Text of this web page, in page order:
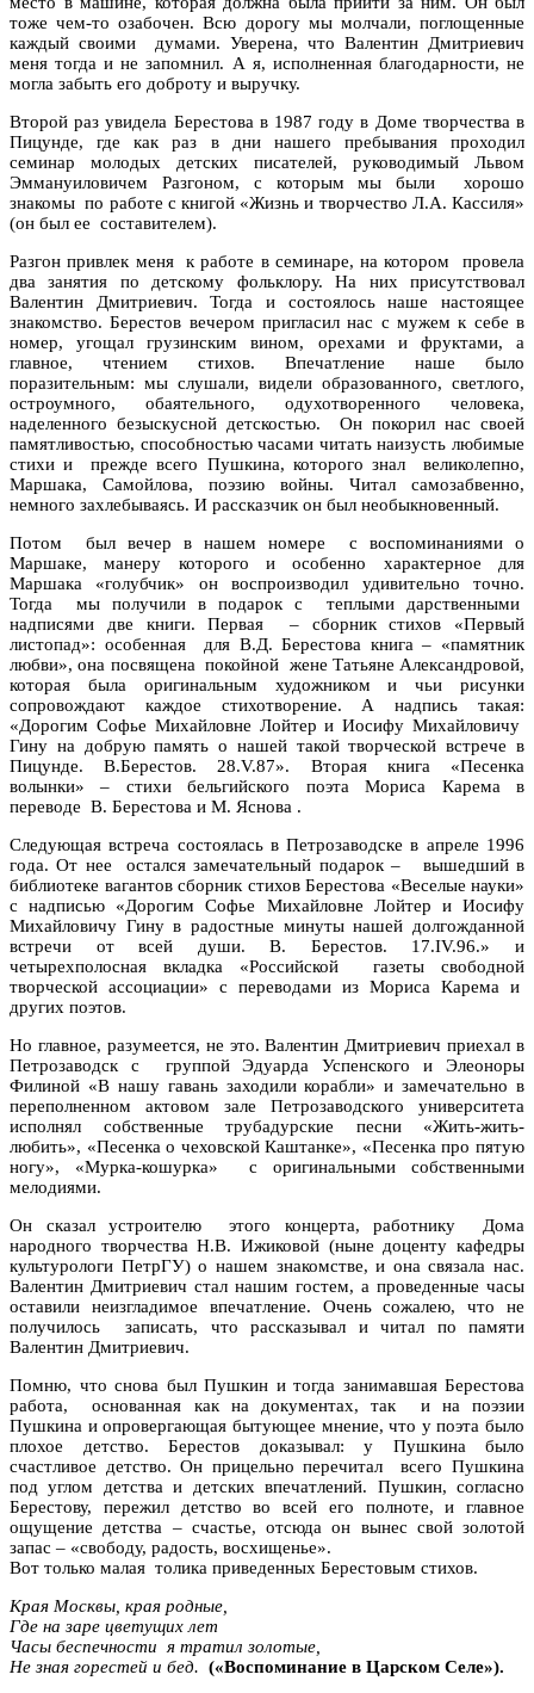
тоже чем-то озабочен. Всю дорогу мы молчали, поглощенные
каждый своими думами. Уверена, что Валентин Дмитриевич
меня тогда и не запомнил. А я, исполненная благодарности, не
могла забыть его доброту и выручку.
Второй раз увидела Берестова в 1987 году в Доме творчества в
Пицунде, где как раз в дни нашего пребывания проходил
семинар молодых детских писателей, руководимый Львом
Эммануиловичем Разгоном, с которым мы были хорошо
знакомы по работе с книгой «Жизнь и творчество Л.А. Кассиля»
(он был ее составителем).
Разгон привлек меня к работе в семинаре, на котором провела
два занятия по детскому фольклору. На них присутствовал
Валентин Дмитриевич. Тогда и состоялось наше настоящее
знакомство. Берестов вечером пригласил нас с мужем к себе в
номер, угощал грузинским вином, орехами и фруктами, а
главное, чтением стихов. Впечатление наше было
поразительным: мы слушали, видели образованного, светлого,
остроумного, обаятельного, одухотворенного человека,
наделенного безыскусной детскостью. Он покорил нас своей
памятливостью, способностью часами читать наизусть любимые
стихи и прежде всего Пушкина, которого знал великолепно,
Маршака, Самойлова, поэзию войны. Читал самозабвенно,
немного захлебываясь. И рассказчик он был необыкновенный.
Потом был вечер в нашем номере с воспоминаниями о
Маршаке, манеру которого и особенно характерное для
Маршака «голубчик» он воспроизводил удивительно точно.
Тогда мы получили в подарок с теплыми дарственными
надписями две книги. Первая – сборник стихов «Первый
листопад»: особенная для В.Д. Берестова книга – «памятник
любви», она посвящена покойной жене Татьяне Александровой,
которая была оригинальным художником и чьи рисунки
сопровождают каждое стихотворение. А надпись такая:
«Дорогим Софье Михайловне Лойтер и Иосифу Михайловичу
Гину на добрую память о нашей такой творческой встрече в
Пицунде. В.Берестов. 28.V.87». Вторая книга «Песенка
волынки» – стихи бельгийского поэта Мориса Карема в
переводе В. Берестова и М. Яснова .
Следующая встреча состоялась в Петрозаводске в апреле 1996
года. От нее остался замечательный подарок – вышедший в
библиотеке вагантов сборник стихов Берестова «Веселые науки»
с надписью «Дорогим Софье Михайловне Лойтер и Иосифу
Михайловичу Гину в радостные минуты нашей долгожданной
встречи от всей души. В. Берестов. 17.IV.96.» и
четырехполосная вкладка «Российской газеты свободной
творческой ассоциации» с переводами из Мориса Карема и
других поэтов.
Но главное, разумеется, не это. Валентин Дмитриевич приехал в
Петрозаводск с группой Эдуарда Успенского и Элеоноры
Филиной «В нашу гавань заходили корабли» и замечательно в
переполненном актовом зале Петрозаводского университета
исполнял собственные трубадурские песни «Жить-жить-
любить», «Песенка о чеховской Каштанке», «Песенка про пятую
ногу», «Мурка-кошурка» с оригинальными собственными
мелодиями.
Он сказал устроителю этого концерта, работнику Дома
народного творчества Н.В. Ижиковой (ныне доценту кафедры
культурологи ПетрГУ) о нашем знакомстве, и она связала нас.
Валентин Дмитриевич стал нашим гостем, а проведенные часы
оставили неизгладимое впечатление. Очень сожалею, что не
получилось записать, что рассказывал и читал по памяти
Валентин Дмитриевич.
Помню, что снова был Пушкин и тогда занимавшая Берестова
работа, основанная как на документах, так и на поэзии
Пушкина и опровергающая бытующее мнение, что у поэта было
плохое детство. Берестов доказывал: у Пушкина было
счастливое детство. Он прицельно перечитал всего Пушкина
под углом детства и детских впечатлений. Пушкин, согласно
Берестову, пережил детство во всей его полноте, и главное
ощущение детства – счастье, отсюда он вынес свой золотой
запас – «свободу, радость, восхищенье».
Вот только малая толика приведенных Берестовым стихов.
Края Москвы, края родные,
Где на заре цветущих лет
Часы беспечности я тратил золотые,
Не зная горестей и бед. («Воспоминание в Царском Селе»).